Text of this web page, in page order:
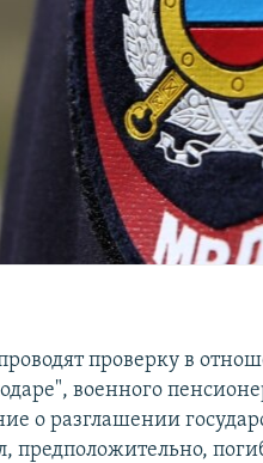
проверку в
военного
о разглашении
предположительно,